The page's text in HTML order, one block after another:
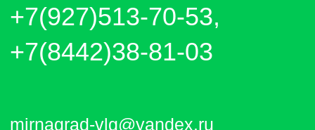
любым удобным способом, от налички
до выставления счёта и перевода на
карту.